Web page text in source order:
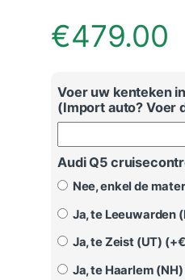
€479.00
Voer uw kenteken
(Import auto? Voer
Audi Q5
Nee, enkel de
Ja, te Leeuwarden
Ja, te Zeist (UT) (+€
Ja, te Haarlem